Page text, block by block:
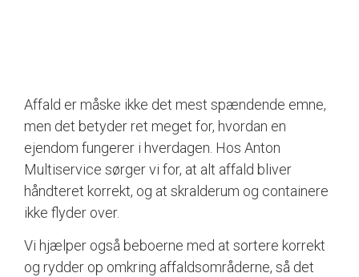
Affald er måske ikke det mest spændende emne,
men det betyder ret meget for, hvordan en
ejendom fungerer i hverdagen. Hos Anton
Multiservice sørger vi for, at alt affald bliver
håndteret korrekt, og at skralderum og containere
ikke flyder over.
Vi hjælper også beboerne med at sortere korrekt
og rydder op omkring affaldsområderne, så det